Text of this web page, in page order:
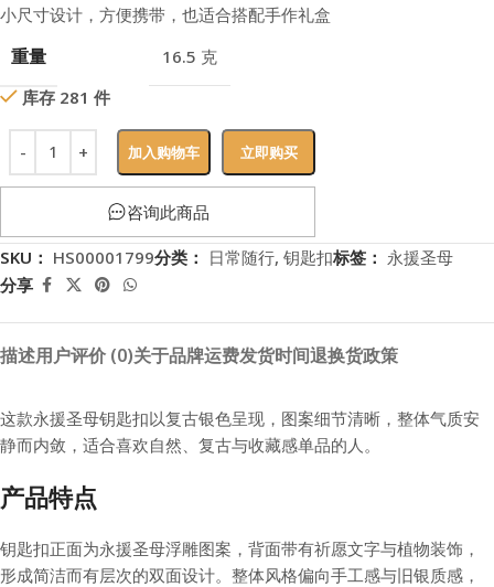
小尺寸设计，方便携带，也适合搭配手作礼盒
重量
16.5 克
库存 281 件
加入购物车 立即购买
咨询此商品
SKU： HS00001799分类： 日常随行, 钥匙扣标签： 永援圣母
分享
描述用户评价 (0)关于品牌运费发货时间退换货政策
这款永援圣母钥匙扣以复古银色呈现，图案细节清晰，整体气质安
静而内敛，适合喜欢自然、复古与收藏感单品的人。
产品特点
钥匙扣正面为永援圣母浮雕图案，背面带有祈愿文字与植物装饰，
形成简洁而有层次的双面设计。整体风格偏向手工感与旧银质感，